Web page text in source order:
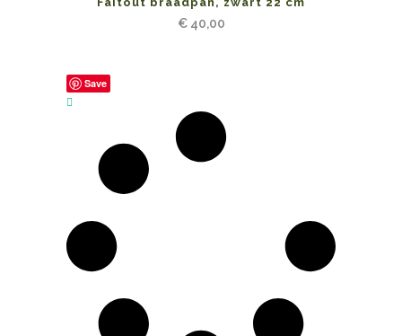
€40,00
Save